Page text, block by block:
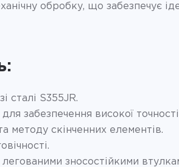
обробку, що забезпечує
сталі S355JR.
забезпечення високої
методу скінченних елементів.
зносостійкими